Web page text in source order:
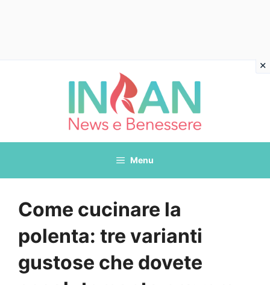
Menu
Come cucinare la
polenta: tre varianti
gustose che dovete